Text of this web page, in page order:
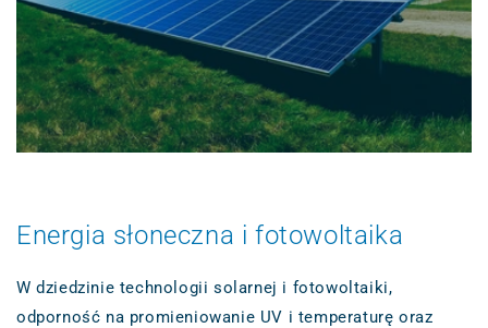
Energia słoneczna i fotowoltaika
W dziedzinie technologii solarnej i fotowoltaiki,
odporność na promieniowanie UV i temperaturę oraz